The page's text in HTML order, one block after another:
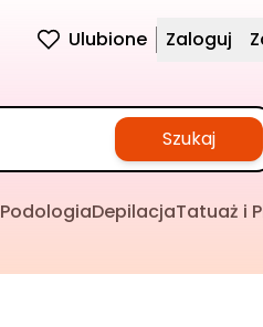
Ulubione Zaloguj
Szukaj
PodologiaDepilacjaTatuaż i